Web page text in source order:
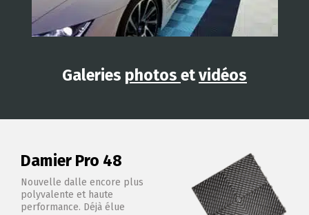
Galeries photos etvidéos
Damier Pro 48
Nouvelle dalle encore plus
polyvalente et haute
performance. Déjà élue